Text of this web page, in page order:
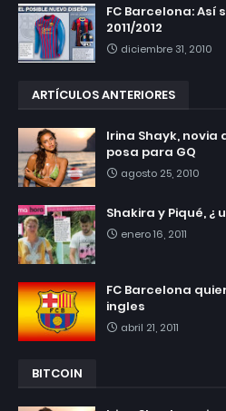
FC Barcelona:
2011/2012
diciembre 31, 2010
ARTÍCULOS ANTERIORES
Irina Shayk, novia
posa para GQ
agosto 25, 2010
Shakira y Piqué, ¿
enero 16, 2011
FC Barcelona
ingles
abril 21, 2011
BITCOIN